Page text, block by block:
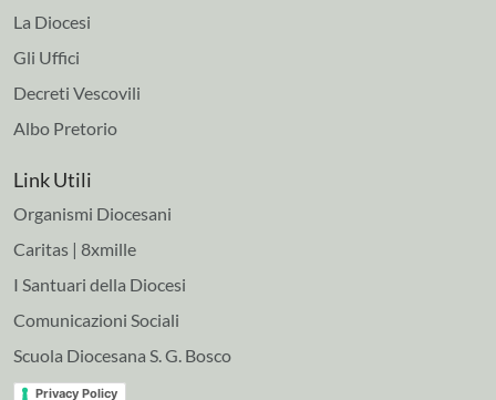
La Diocesi
Gli Uffici
Decreti Vescovili
Albo Pretorio
Link Utili
Organismi Diocesani
Caritas | 8xmille
I Santuari della Diocesi
Comunicazioni Sociali
Scuola Diocesana S. G. Bosco
Privacy Policy